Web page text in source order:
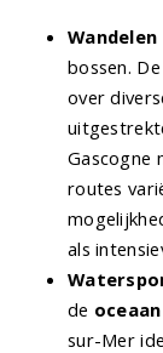
bossen.
over
Gascogne
routes
als
de oceaan
sur-Mer